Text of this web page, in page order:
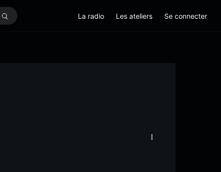
La radio Les ateliers Se connecter